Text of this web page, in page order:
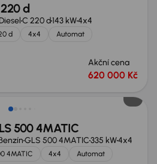
d
DieselC 220 d143 kW4x4
d 4x4
Automat
Akční cena
620 000 Kč
500 4MATIC
GLS 500 4MATIC335 kW4x4
4MATIC 4x4
Automat